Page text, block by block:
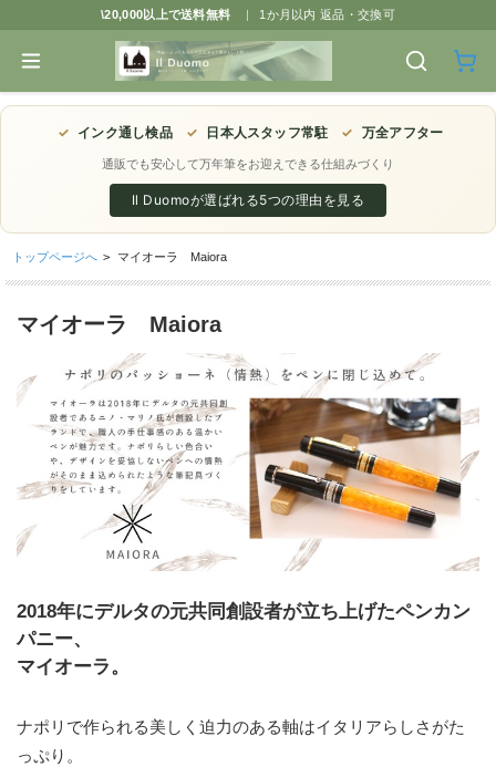
\20,000以上で送料無料 | 1か月以内 返品・交換可
✓ インク通し検品 ✓ 日本人スタッフ常駐 ✓ 万全アフター
通販でも安心して万年筆をお迎えできる仕組みづくり
Il Duomoが選ばれる5つの理由を見る
トップページへ > マイオーラ Maiora
マイオーラ Maiora
2018年にデルタの元共同創設者が立ち上げたペンカン
パニー、
マイオーラ。
ナポリで作られる美しく迫力のある軸はイタリアらしさがた
っぷり。